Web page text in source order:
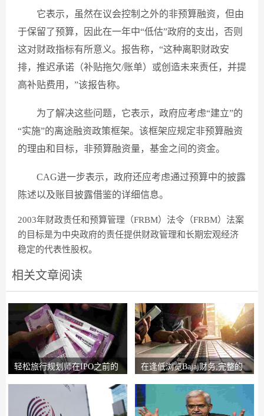
它表示，虽然在议会控制之外的非预算融资，但由
于保留了预算，因此在一年中“低估”政府的支出，否则
这对财政指标有所意义。报告称，“这种离职财政安
排，推迟承诺（补贴拖欠/账单）或创造未来责任，并提
高补贴费用，”该报告称。
为了解决这些问题，它表示，政府应考虑“建立”的
“实施”的离途融资政策框架。该框架应规定非预算融资
的理由和目标，非预算融资量，基金之间的资金。
CAG进一步表示，政府还应考虑通过预算中的披露
陈述以及账目披露借鉴的详细信息。
2003年财政责任和预算管理（FRBM）法令（FRBM）法案
的目标是为中央政府的责任提供财政管理和长期宏观经济
稳定的代表性股权。
相关文章阅读
轻松旅行规划师在IPO之前的
在逢低浏览Bajaj财务;完整的